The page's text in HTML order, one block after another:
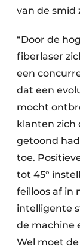
van de smid
“Door de
fiberlaser
een
dat een
mocht
klanten zich
getoond
toe.
tot 45°
feilloos af in
intelligente
de machine
Wel moet